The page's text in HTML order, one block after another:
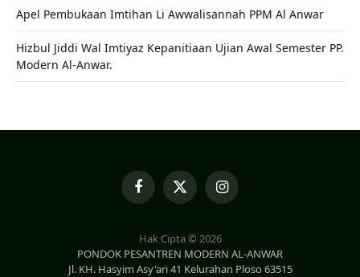
Apel Pembukaan Imtihan Li Awwalisannah PPM Al Anwar
Hizbul Jiddi Wal Imtiyaz Kepanitiaan Ujian Awal Semester PP.
Modern Al-Anwar.
FacebookX
(Twitter)
Instagram
Hak Cipta © 2026
PONDOK PESANTREN MODERN AL-ANWAR
Jl. KH. Hasyim Asy'ari 41 Kelurahan Ploso 63515